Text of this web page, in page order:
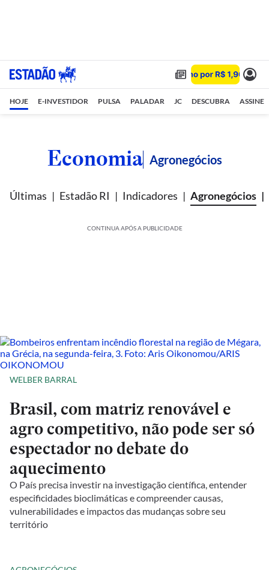
HOJE E-INVESTIDOR PULSA PALADAR JC DESCUBRA ASSINE
Economia Agronegócios
Últimas Estadão RI Indicadores Agronegócios
CONTINUA APÓS A PUBLICIDADE
WELBER BARRAL
Brasil, com matriz renovável e
agro competitivo, não pode ser só
espectador no debate do
aquecimento
O País precisa investir na investigação científica, entender
especificidades bioclimáticas e compreender causas,
vulnerabilidades e impactos das mudanças sobre seu
território